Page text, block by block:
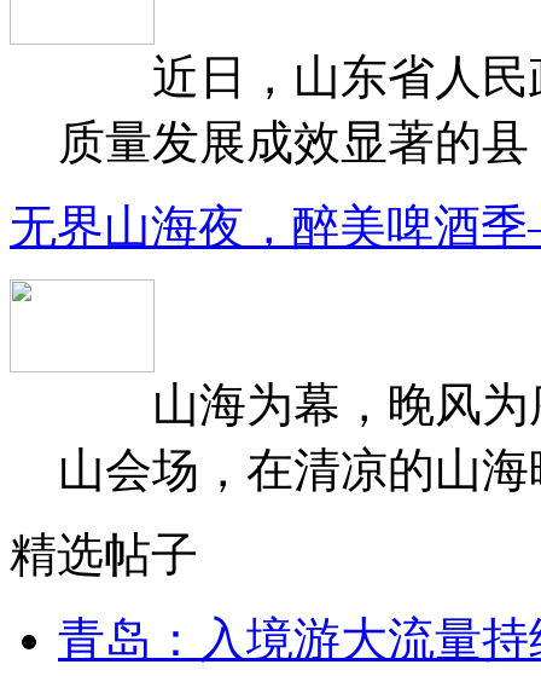
近日，山东省人民
质量发展成效显著的
无界山海夜，醉美啤酒
山海为幕，晚风为
山会场，在清凉的山
精选帖子
青岛：入境游大流量